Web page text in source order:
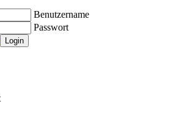
Benutzername
Passwort